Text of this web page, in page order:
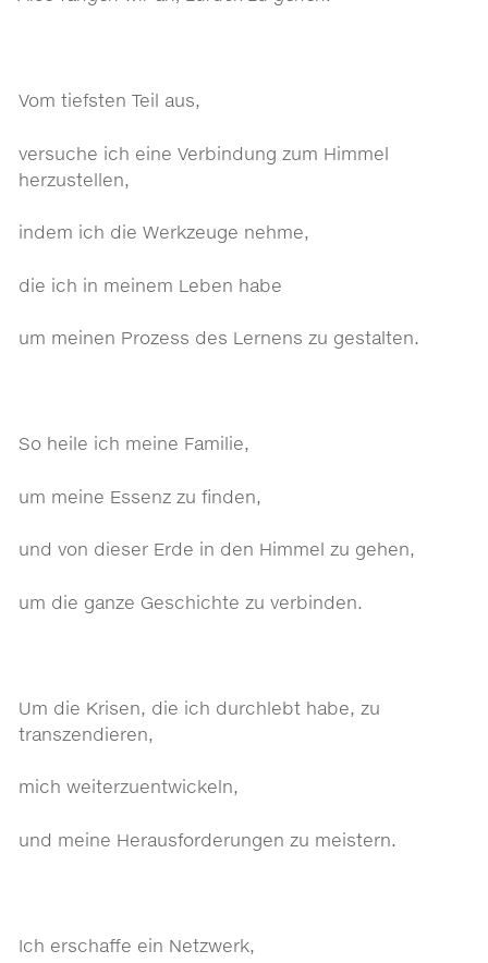
Vom tiefsten Teil aus,
versuche ich eine Verbindung zum Himmel
herzustellen,
indem ich die Werkzeuge nehme,
die ich in meinem Leben habe
um meinen Prozess des Lernens zu gestalten.
So heile ich meine Familie,
um meine Essenz zu finden,
und von dieser Erde in den Himmel zu gehen,
um die ganze Geschichte zu verbinden.
Um die Krisen, die ich durchlebt habe, zu
transzendieren,
mich weiterzuentwickeln,
und meine Herausforderungen zu meistern.
Ich erschaffe ein Netzwerk,